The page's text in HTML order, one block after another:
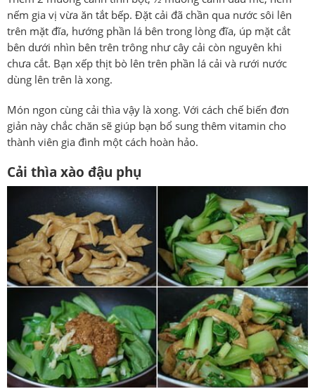
nếm gia vị vừa ăn tắt bếp. Đặt cải đã chần qua nước sôi lên
trên mặt đĩa, hướng phần lá bên trong lòng đĩa, úp mặt cắt
bên dưới nhìn bên trên trông như cây cải còn nguyên khi
chưa cắt. Bạn xếp thịt bò lên trên phần lá cải và rưới nước
dùng lên trên là xong.
Món ngon cùng cải thìa vậy là xong. Với cách chế biến đơn
giản này chắc chăn sẽ giúp bạn bổ sung thêm vitamin cho
thành viên gia đình một cách hoàn hảo.
Cải thìa xào đậu phụ